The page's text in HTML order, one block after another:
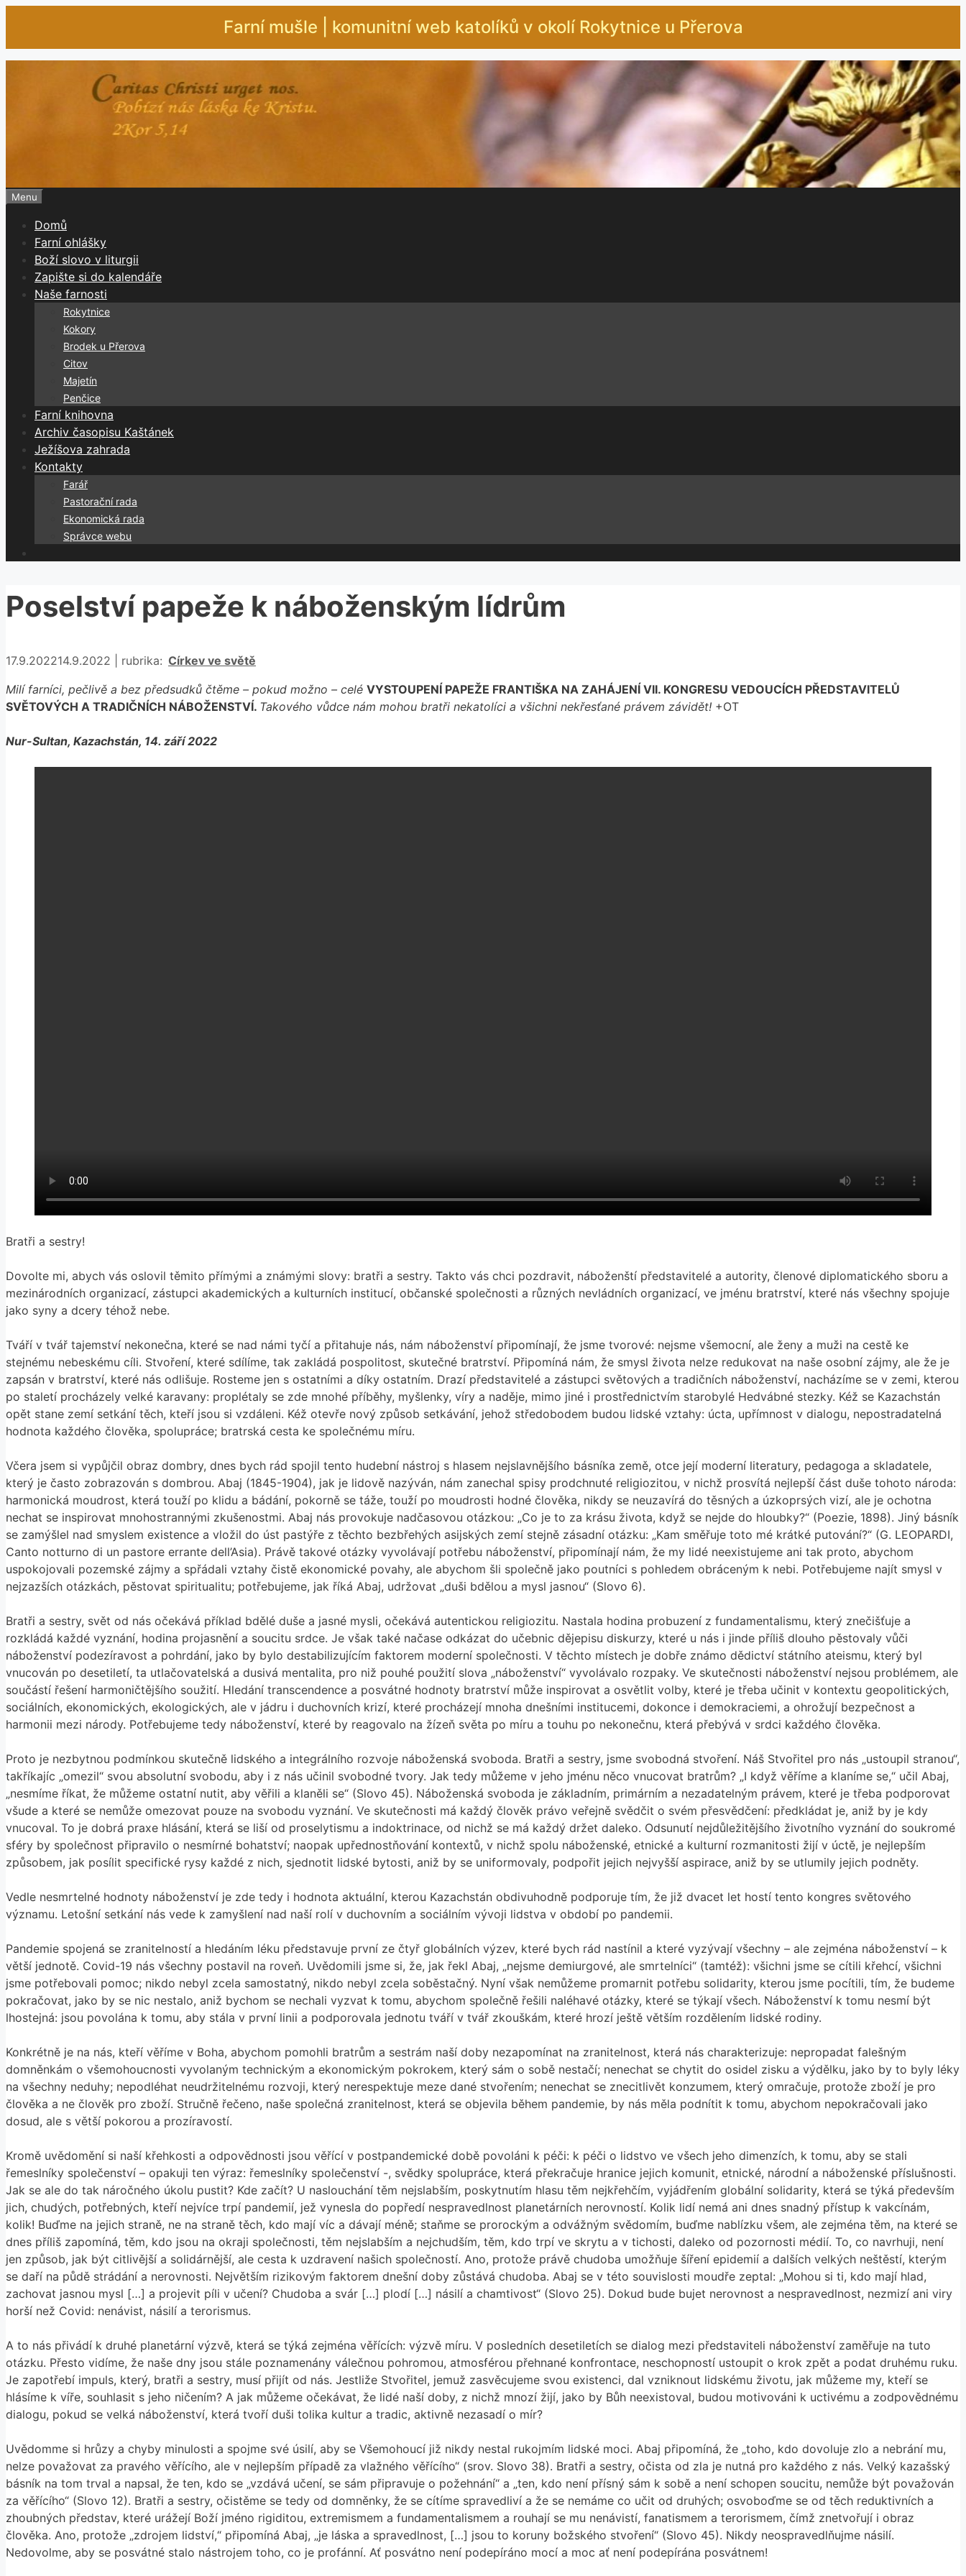
obsah
Farní mušle | komunitní web katolíků v okolí Rokytnice u Přerova
Menu
Domů
Farní ohlášky
Boží slovo v liturgii
Zapište si do kalendáře
Naše farnosti
Rokytnice
Kokory
Brodek u Přerova
Citov
Majetín
Penčice
Farní knihovna
Archiv časopisu Kaštánek
Ježíšova zahrada
Kontakty
Farář
Pastorační rada
Ekonomická rada
Správce webu
Poselství papeže k náboženským lídrům
17.9.202214.9.2022 rubrika: Rubriky
Církev ve světě
Milí farníci, pečlivě a bez předsudků čtěme – pokud možno – celé VYSTOUPENÍ PAPEŽE FRANTIŠKA NA ZAHÁJENÍ VII. KONGRESU VEDOUCÍCH PŘEDSTAVITELŮ
SVĚTOVÝCH A TRADIČNÍCH NÁBOŽENSTVÍ. Takového vůdce nám mohou bratři nekatolíci a všichni nekřesťané právem závidět! +OT
Nur-Sultan, Kazachstán, 14. září 2022
Bratři a sestry!
Dovolte mi, abych vás oslovil těmito přímými a známými slovy: bratři a sestry. Takto vás chci pozdravit, náboženští představitelé a autority, členové diplomatického sboru a
mezinárodních organizací, zástupci akademických a kulturních institucí, občanské společnosti a různých nevládních organizací, ve jménu bratrství, které nás všechny spojuje
jako syny a dcery téhož nebe.
Tváří v tvář tajemství nekonečna, které se nad námi tyčí a přitahuje nás, nám náboženství připomínají, že jsme tvorové: nejsme všemocní, ale ženy a muži na cestě ke
stejnému nebeskému cíli. Stvoření, které sdílíme, tak zakládá pospolitost, skutečné bratrství. Připomíná nám, že smysl života nelze redukovat na naše osobní zájmy, ale že je
zapsán v bratrství, které nás odlišuje. Rosteme jen s ostatními a díky ostatním. Drazí představitelé a zástupci světových a tradičních náboženství, nacházíme se v zemi, kterou
po staletí procházely velké karavany: proplétaly se zde mnohé příběhy, myšlenky, víry a naděje, mimo jiné i prostřednictvím starobylé Hedvábné stezky. Kéž se Kazachstán
opět stane zemí setkání těch, kteří jsou si vzdáleni. Kéž otevře nový způsob setkávání, jehož středobodem budou lidské vztahy: úcta, upřímnost v dialogu, nepostradatelná
hodnota každého člověka, spolupráce; bratrská cesta ke společnému míru.
Včera jsem si vypůjčil obraz dombry, dnes bych rád spojil tento hudební nástroj s hlasem nejslavnějšího básníka země, otce její moderní literatury, pedagoga a skladatele,
který je často zobrazován s dombrou. Abaj (1845-1904), jak je lidově nazýván, nám zanechal spisy prodchnuté religiozitou, v nichž prosvítá nejlepší část duše tohoto národa:
harmonická moudrost, která touží po klidu a bádání, pokorně se táže, touží po moudrosti hodné člověka, nikdy se neuzavírá do těsných a úzkoprsých vizí, ale je ochotna
nechat se inspirovat mnohostrannými zkušenostmi. Abaj nás provokuje nadčasovou otázkou: „Co je to za krásu života, když se nejde do hloubky?“ (Poezie, 1898). Jiný básník
se zamýšlel nad smyslem existence a vložil do úst pastýře z těchto bezbřehých asijských zemí stejně zásadní otázku: „Kam směřuje toto mé krátké putování?“ (G. LEOPARDI,
Canto notturno di un pastore errante dell’Asia). Právě takové otázky vyvolávají potřebu náboženství, připomínají nám, že my lidé neexistujeme ani tak proto, abychom
uspokojovali pozemské zájmy a spřádali vztahy čistě ekonomické povahy, ale abychom šli společně jako poutníci s pohledem obráceným k nebi. Potřebujeme najít smysl v
nejzazších otázkách, pěstovat spiritualitu; potřebujeme, jak říká Abaj, udržovat „duši bdělou a mysl jasnou“ (Slovo 6).
Bratři a sestry, svět od nás očekává příklad bdělé duše a jasné mysli, očekává autentickou religiozitu. Nastala hodina probuzení z fundamentalismu, který znečišťuje a
rozkládá každé vyznání, hodina projasnění a soucitu srdce. Je však také načase odkázat do učebnic dějepisu diskurzy, které u nás i jinde příliš dlouho pěstovaly vůči
náboženství podezíravost a pohrdání, jako by bylo destabilizujícím faktorem moderní společnosti. V těchto místech je dobře známo dědictví státního ateismu, který byl
vnucován po desetiletí, ta utlačovatelská a dusivá mentalita, pro niž pouhé použití slova „náboženství“ vyvolávalo rozpaky. Ve skutečnosti náboženství nejsou problémem, ale
součástí řešení harmoničtějšího soužití. Hledání transcendence a posvátné hodnoty bratrství může inspirovat a osvětlit volby, které je třeba učinit v kontextu geopolitických,
sociálních, ekonomických, ekologických, ale v jádru i duchovních krizí, které procházejí mnoha dnešními institucemi, dokonce i demokraciemi, a ohrožují bezpečnost a
harmonii mezi národy. Potřebujeme tedy náboženství, které by reagovalo na žízeň světa po míru a touhu po nekonečnu, která přebývá v srdci každého člověka.
Proto je nezbytnou podmínkou skutečně lidského a integrálního rozvoje náboženská svoboda. Bratři a sestry, jsme svobodná stvoření. Náš Stvořitel pro nás „ustoupil stranou“,
takříkajíc „omezil“ svou absolutní svobodu, aby i z nás učinil svobodné tvory. Jak tedy můžeme v jeho jménu něco vnucovat bratrům? „I když věříme a klaníme se,“ učil Abaj,
„nesmíme říkat, že můžeme ostatní nutit, aby věřili a klaněli se“ (Slovo 45). Náboženská svoboda je základním, primárním a nezadatelným právem, které je třeba podporovat
všude a které se nemůže omezovat pouze na svobodu vyznání. Ve skutečnosti má každý člověk právo veřejně svědčit o svém přesvědčení: předkládat je, aniž by je kdy
vnucoval. To je dobrá praxe hlásání, která se liší od proselytismu a indoktrinace, od nichž se má každý držet daleko. Odsunutí nejdůležitějšího životního vyznání do soukromé
sféry by společnost připravilo o nesmírné bohatství; naopak upřednostňování kontextů, v nichž spolu náboženské, etnické a kulturní rozmanitosti žijí v úctě, je nejlepším
způsobem, jak posílit specifické rysy každé z nich, sjednotit lidské bytosti, aniž by se uniformovaly, podpořit jejich nejvyšší aspirace, aniž by se utlumily jejich podněty.
Vedle nesmrtelné hodnoty náboženství je zde tedy i hodnota aktuální, kterou Kazachstán obdivuhodně podporuje tím, že již dvacet let hostí tento kongres světového
významu. Letošní setkání nás vede k zamyšlení nad naší rolí v duchovním a sociálním vývoji lidstva v období po pandemii.
Pandemie spojená se zranitelností a hledáním léku představuje první ze čtyř globálních výzev, které bych rád nastínil a které vyzývají všechny – ale zejména náboženství – k
větší jednotě. Covid-19 nás všechny postavil na roveň. Uvědomili jsme si, že, jak řekl Abaj, „nejsme demiurgové, ale smrtelníci“ (tamtéž): všichni jsme se cítili křehcí, všichni
jsme potřebovali pomoc; nikdo nebyl zcela samostatný, nikdo nebyl zcela soběstačný. Nyní však nemůžeme promarnit potřebu solidarity, kterou jsme pocítili, tím, že budeme
pokračovat, jako by se nic nestalo, aniž bychom se nechali vyzvat k tomu, abychom společně řešili naléhavé otázky, které se týkají všech. Náboženství k tomu nesmí být
lhostejná: jsou povolána k tomu, aby stála v první linii a podporovala jednotu tváří v tvář zkouškám, které hrozí ještě větším rozdělením lidské rodiny.
Konkrétně je na nás, kteří věříme v Boha, abychom pomohli bratrům a sestrám naší doby nezapomínat na zranitelnost, která nás charakterizuje: nepropadat falešným
domněnkám o všemohoucnosti vyvolaným technickým a ekonomickým pokrokem, který sám o sobě nestačí; nenechat se chytit do osidel zisku a výdělku, jako by to byly léky
na všechny neduhy; nepodléhat neudržitelnému rozvoji, který nerespektuje meze dané stvořením; nenechat se znecitlivět konzumem, který omračuje, protože zboží je pro
člověka a ne člověk pro zboží. Stručně řečeno, naše společná zranitelnost, která se objevila během pandemie, by nás měla podnítit k tomu, abychom nepokračovali jako
dosud, ale s větší pokorou a prozíravostí.
Kromě uvědomění si naší křehkosti a odpovědnosti jsou věřící v postpandemické době povoláni k péči: k péči o lidstvo ve všech jeho dimenzích, k tomu, aby se stali
řemeslníky společenství – opakuji ten výraz: řemeslníky společenství -, svědky spolupráce, která překračuje hranice jejich komunit, etnické, národní a náboženské příslušnosti.
Jak se ale do tak náročného úkolu pustit? Kde začít? U naslouchání těm nejslabším, poskytnutím hlasu těm nejkřehčím, vyjádřením globální solidarity, která se týká především
jich, chudých, potřebných, kteří nejvíce trpí pandemií, jež vynesla do popředí nespravedlnost planetárních nerovností. Kolik lidí nemá ani dnes snadný přístup k vakcínám,
kolik! Buďme na jejich straně, ne na straně těch, kdo mají víc a dávají méně; staňme se prorockým a odvážným svědomím, buďme nablízku všem, ale zejména těm, na které se
dnes příliš zapomíná, těm, kdo jsou na okraji společnosti, těm nejslabším a nejchudším, těm, kdo trpí ve skrytu a v tichosti, daleko od pozornosti médií. To, co navrhuji, není
jen způsob, jak být citlivější a solidárnější, ale cesta k uzdravení našich společností. Ano, protože právě chudoba umožňuje šíření epidemií a dalších velkých neštěstí, kterým
se daří na půdě strádání a nerovnosti. Největším rizikovým faktorem dnešní doby zůstává chudoba. Abaj se v této souvislosti moudře zeptal: „Mohou si ti, kdo mají hlad,
zachovat jasnou mysl […] a projevit píli v učení? Chudoba a svár […] plodí […] násilí a chamtivost“ (Slovo 25). Dokud bude bujet nerovnost a nespravedlnost, nezmizí ani viry
horší než Covid: nenávist, násilí a terorismus.
A to nás přivádí k druhé planetární výzvě, která se týká zejména věřících: výzvě míru. V posledních desetiletích se dialog mezi představiteli náboženství zaměřuje na tuto
otázku. Přesto vidíme, že naše dny jsou stále poznamenány válečnou pohromou, atmosférou přehnané konfrontace, neschopností ustoupit o krok zpět a podat druhému ruku.
Je zapotřebí impuls, který, bratři a sestry, musí přijít od nás. Jestliže Stvořitel, jemuž zasvěcujeme svou existenci, dal vzniknout lidskému životu, jak můžeme my, kteří se
hlásíme k víře, souhlasit s jeho ničením? A jak můžeme očekávat, že lidé naší doby, z nichž mnozí žijí, jako by Bůh neexistoval, budou motivováni k uctivému a zodpovědnému
dialogu, pokud se velká náboženství, která tvoří duši tolika kultur a tradic, aktivně nezasadí o mír?
Uvědomme si hrůzy a chyby minulosti a spojme své úsilí, aby se Všemohoucí již nikdy nestal rukojmím lidské moci. Abaj připomíná, že „toho, kdo dovoluje zlo a nebrání mu,
nelze považovat za pravého věřícího, ale v nejlepším případě za vlažného věřícího“ (srov. Slovo 38). Bratři a sestry, očista od zla je nutná pro každého z nás. Velký kazašský
básník na tom trval a napsal, že ten, kdo se „vzdává učení, se sám připravuje o požehnání“ a „ten, kdo není přísný sám k sobě a není schopen soucitu, nemůže být považován
za věřícího“ (Slovo 12). Bratři a sestry, očistěme se tedy od domněnky, že se cítíme spravedliví a že se nemáme co učit od druhých; osvoboďme se od těch reduktivních a
zhoubných představ, které urážejí Boží jméno rigiditou, extremismem a fundamentalismem a rouhají se mu nenávistí, fanatismem a terorismem, čímž znetvořují i obraz
člověka. Ano, protože „zdrojem lidství,“ připomíná Abaj, „je láska a spravedlnost, […] jsou to koruny božského stvoření“ (Slovo 45). Nikdy neospravedlňujme násilí.
Nedovolme, aby se posvátné stalo nástrojem toho, co je profánní. Ať posvátno není podepíráno mocí a moc ať není podepírána posvátnem!